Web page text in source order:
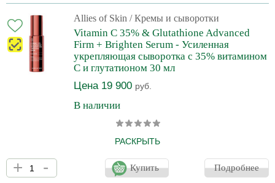
особенно для тусклой и с признаками старения. При первом
применении: Кожа получает превосходное пролонгированное
увлажнение. При постоянном применении: Уменьшает признаки
старения, разглаживает и укрепляет кожу. Улучшае
Allies of Skin / Кремы и сыворотки
Vitamin C 35% & Glutathione Advanced
Firm + Brighten Serum - Усиленная
укрепляющая сыворотка с 35% витамином
С и глутатионом 30 мл
Цена 19 900 руб.
В наличии
РАСКРЫТЬ
Сыворотка от Allies of Skin содержит 35% витамина С и мощный
антиоксидантный комплекс, который выравнивает тон кожи,
стимулирует выработку коллагена и придает ей сияние и
+ - Купить Подробнее